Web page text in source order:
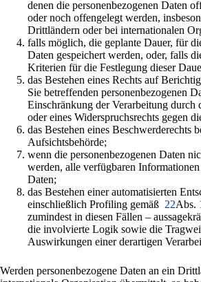
denen die personenbezogenen Daten
oder noch offengelegt werden,
Drittländern oder bei internationalen
falls möglich, die geplante Dauer, für
Daten gespeichert werden, oder, falls
Kriterien für die Festlegung dieser
das Bestehen eines Rechts auf
Sie betreffenden personenbezogenen
Einschränkung der Verarbeitung durch
oder eines Widerspruchsrechts gegen
das Bestehen eines Beschwerderechts
Aufsichtsbehörde;
wenn die personenbezogenen Daten
werden, alle verfügbaren
Daten;
das Bestehen einer automatisierten
einschließlich Profiling gemäß 22Abs.
zumindest in diesen Fällen –
die involvierte Logik sowie die
Auswirkungen einer derartigen
Werden personenbezogene Daten an ein